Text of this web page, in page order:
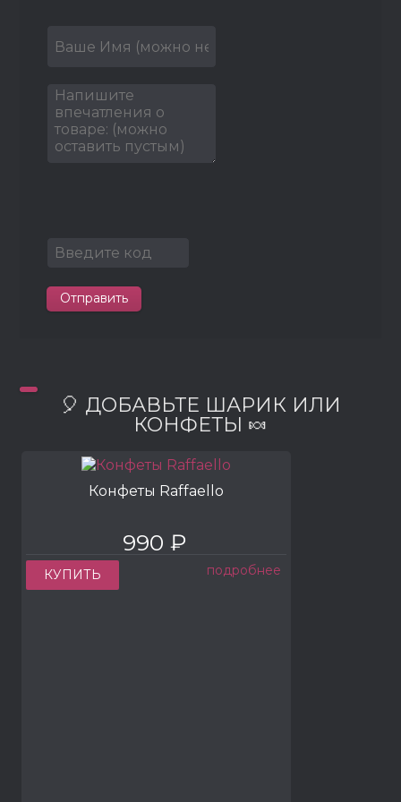
Отправить
🎈 ДОБАВЬТЕ ШАРИК ИЛИ
КОНФЕТЫ 🍬
Конфеты Raffaello
990 ₽
КУПИТЬ подробнее